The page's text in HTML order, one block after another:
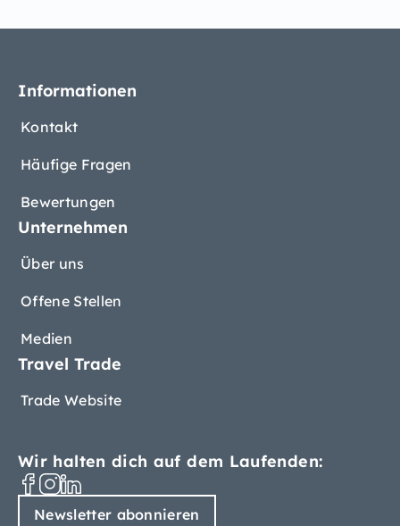
Informationen
Kontakt
Häufige Fragen
Bewertungen
Unternehmen
Über uns
Offene Stellen
Medien
Travel Trade
Trade Website
Wir halten dich auf dem Laufenden:
Newsletter abonnieren